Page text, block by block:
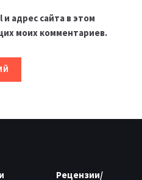
адрес сайта в этом
моих комментариев.
Рецензии/